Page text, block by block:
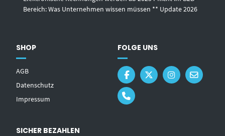
Bereich: Was Unternehmen wissen müssen ** Update 2026
SHOP
AGB
Datenschutz
Impressum
FOLGE UNS
SICHER BEZAHLEN